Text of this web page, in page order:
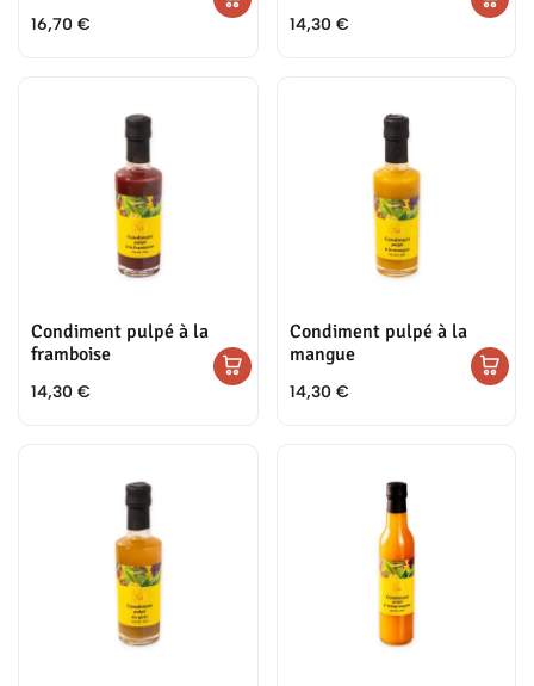
16,70 € 14,30 €
Condiment pulpé à la
framboise
14,30 €
Condiment pulpé à la
mangue
14,30 €